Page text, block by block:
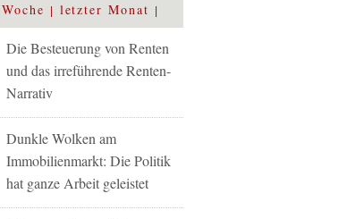
letzter Monat
Die Besteuerung von Renten
und das irreführende Renten-
Narrativ
Dunkle Wolken am
Immobilienmarkt: Die Politik
hat ganze Arbeit geleistet